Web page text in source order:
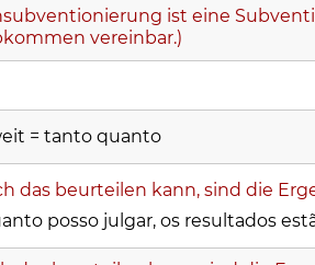
ist eine
vereinbar.)
= tanto quanto
das beurteilen kann, sind die
posso julgar, os resultados